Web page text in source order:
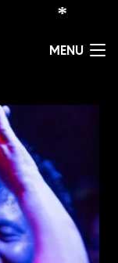
*